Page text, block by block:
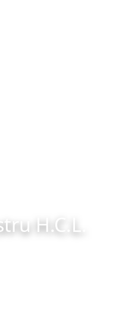
H.C.L.